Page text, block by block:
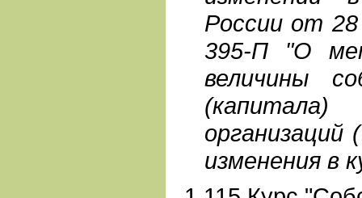
России от 28
395-П "О
величины
организаций
изменения в